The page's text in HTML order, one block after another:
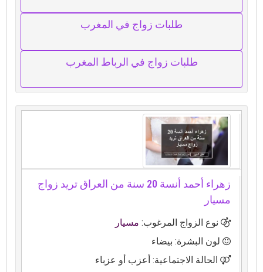
طلبات زواج في المغرب
طلبات زواج في الرباط المغرب
زهراء أحمد أنسة 20 سنة من العراق تريد زواج
مسيار
نوع الزواج المرغوب:مسيار
لون البشرة: بيضاء
الحالة الاجتماعية: أعزب أو عزباء